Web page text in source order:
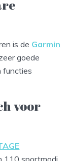
is de Garmin
goede
functies
voor